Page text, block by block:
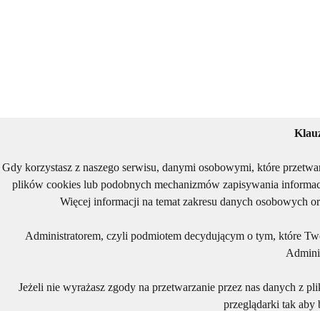
Gdy korzystasz z naszego serwisu, danymi osobowymi, które
plików cookies lub podobnych mechanizmów zapisywania
Więcej informacji na temat zakresu danych osobowych
Administratorem, czyli podmiotem decydującym o tym, które
Jeżeli nie wyrażasz zgody na przetwarzanie przez nas danych z
przeglądarki tak aby